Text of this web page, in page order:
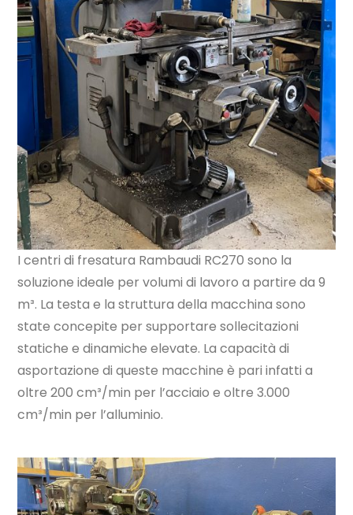
I centri di fresatura Rambaudi RC270 sono la
soluzione ideale per volumi di lavoro a partire da 9
m³. La testa e la struttura della macchina sono
state concepite per supportare sollecitazioni
statiche e dinamiche elevate. La capacità di
asportazione di queste macchine è pari infatti a
oltre 200 cm³/min per l’acciaio e oltre 3.000
cm³/min per l’alluminio.